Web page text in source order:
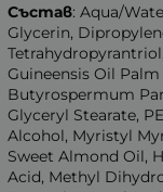
Състав: Aqua/
Glycerin,
Guineensis Oil
Butyrospermum
Glyceryl Stearate,
Alcohol, Myristyl
Sweet Almond Oil,
Acid, Methyl